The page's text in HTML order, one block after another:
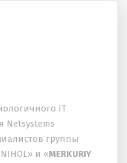
IT
Netsystems
группы
и «MERKURIY